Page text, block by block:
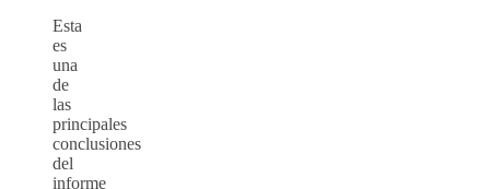
Esta
es
una
de
las
principales
conclusiones
del
informe